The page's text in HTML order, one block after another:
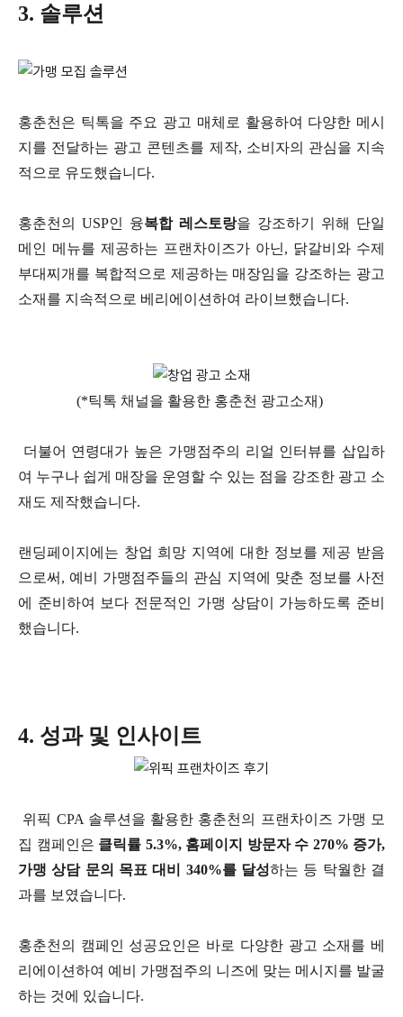
3. 솔루션
홍춘천은 틱톡을 주요 광고 매체로 활용하여 다양한 메시
지를 전달하는 광고 콘텐츠를 제작, 소비자의 관심을 지속
적으로 유도했습니다.
홍춘천의 USP인 융복합 레스토랑을 강조하기 위해 단일
메인 메뉴를 제공하는 프랜차이즈가 아닌, 닭갈비와 수제
부대찌개를 복합적으로 제공하는 매장임을 강조하는 광고
소재를 지속적으로 베리에이션하여 라이브했습니다.
(*틱톡 채널을 활용한 홍춘천 광고소재)
더불어 연령대가 높은 가맹점주의 리얼 인터뷰를 삽입하
여 누구나 쉽게 매장을 운영할 수 있는 점을 강조한 광고 소
재도 제작했습니다.
랜딩페이지에는 창업 희망 지역에 대한 정보를 제공 받음
으로써, 예비 가맹점주들의 관심 지역에 맞춘 정보를 사전
에 준비하여 보다 전문적인 가맹 상담이 가능하도록 준비
했습니다.
4. 성과 및 인사이트
위픽 CPA 솔루션을 활용한 홍춘천의 프랜차이즈 가맹 모
집 캠페인은 클릭률 5.3%, 홈페이지 방문자 수 270% 증가,
가맹 상담 문의 목표 대비 340%를 달성하는 등 탁월한 결
과를 보였습니다.
홍춘천의 캠페인 성공요인은 바로 다양한 광고 소재를 베
리에이션하여 예비 가맹점주의 니즈에 맞는 메시지를 발굴
하는 것에 있습니다.